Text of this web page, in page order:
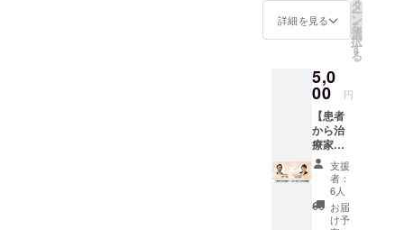
り指導
・学習
会LIVE
― 2～
3ヶ月に
1回開催
・イン
ター
ネット
通話サ
ポー
ト
―
ZOOM
講師が
直接指
去実績
17年
1,600回
以上開
催） ・
緩消法
指導
会
― 各
地域の
クリ
師の国
家資格
整骨院
で院長
として
勤務し
た後、
独立開
業した
が慢性
痛の患
者さん
に対し
はいけ
ない”と
れ、緩
消法を
真剣に
学び始
めた。
緩消法
認定技
術者を
育成す
るコー
ス修了
資格を
取得し
年以
上、病
院の整
形外科
のリハ
ビリ室
勤務。
ケガの
処置の
ほか、
慢性痛
運営す
る大木
真理
代後半
に交通
事故で
むち打
ち症に
なり、
吐き気
を伴う
頭痛や
慢性的
な肩こ
詳細を見る
タ
ー
ン
を
選
択
す
る
5,0
00 円
【患者
から治
療家へ
坂戸先
生との
対談】
緩消法
認定技
支援
者：
6人
お届
け予